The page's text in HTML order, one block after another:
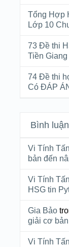
Tổng Hợp
Lớp 10
73 Đề thi
Tiền
74 Đề thi
Có ĐÁP
Bình
Vi Tính
bản đến
Vi Tính
HSG tin
Gia Bảo
giải cơ
Vi Tính